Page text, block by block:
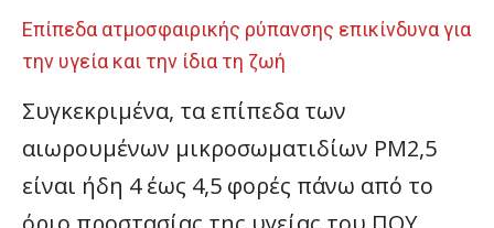
Επίπεδα ατμοσφαιρικής ρύπανσης επικίνδυνα για
την υγεία και την ίδια τη ζωή
Συγκεκριμένα, τα επίπεδα των
αιωρουμένων μικροσωματιδίων ΡΜ2,5
είναι ήδη 4 έως 4,5 φορές πάνω από το